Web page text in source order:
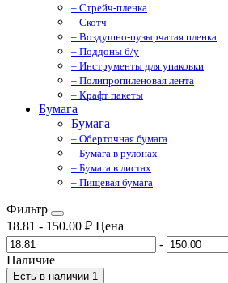
– Стрейч-пленка
– Скотч
– Воздушно-пузырчатая пленка
– Поддоны б/у
– Инструменты для упаковки
– Полипропиленовая лента
– Крафт пакеты
Бумага
Бумага
– Оберточная бумага
– Бумага в рулонах
– Бумага в листах
– Пищевая бумага
Фильтр
18.81 - 150.00 ₽ Цена
-
Наличие
Есть в наличии 1